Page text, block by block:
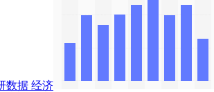
数据 经济